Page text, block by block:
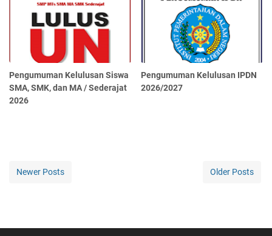
Pengumuman Kelulusan Siswa
SMA, SMK, dan MA / Sederajat
2026
Pengumuman Kelulusan IPDN
2026/2027
Newer Posts Older Posts